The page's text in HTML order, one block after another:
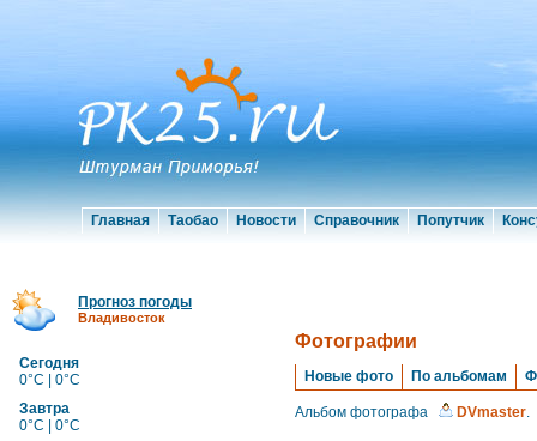
Главная Таобао Новости Справочник Попутчик
Прогноз погоды
Владивосток
Сегодня
0°C | 0°C
Завтра
0°C | 0°C
Фотографии
Новые фото По альбомам
Альбом фотографа DVmaster.